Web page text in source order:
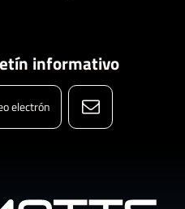
informativo